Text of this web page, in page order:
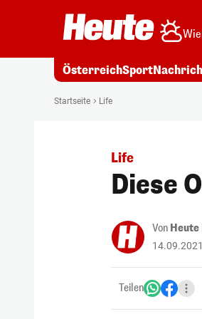
ÖsterreichSport
Startseite Life
Life
Diese
Von Heute
Teilen